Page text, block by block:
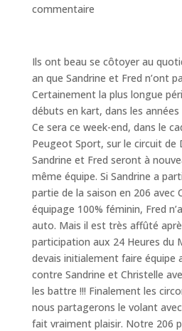
commentaire
Ils ont beau se côtoyer au
an que Sandrine et Fred n’ont
Certainement la plus longue
débuts en kart, dans les années
Ce sera ce week-end, dans le
Peugeot Sport, sur le circuit de
Sandrine et Fred seront à
même équipe. Si Sandrine a
partie de la saison en 206 avec
équipage 100% féminin, Fred
auto. Mais il est très affûté
participation aux 24 Heures du
devais initialement faire équipe
contre Sandrine et Christelle
les battre !!! Finalement les
nous partagerons le volant
fait vraiment plaisir. Notre 206